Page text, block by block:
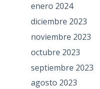
enero 2024
diciembre 2023
noviembre 2023
octubre 2023
septiembre 2023
agosto 2023